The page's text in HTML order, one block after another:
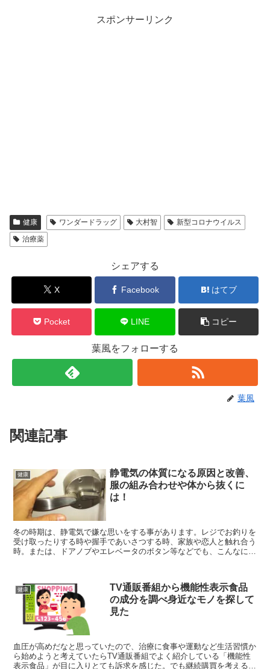
スポンサーリンク
健康 ワンダードラッグ 大村智
新型コロナウイルス
治療薬
シェアする
X Facebook はてブ
Pocket LINE コピー
葉風をフォローする
葉風
関連記事
健康
静電気の体質になる原因と改善、
服の組み合わせや体から抜くに
は！
冬の時期は、静電気で嫌な思いをする事があります。レジでお釣りを
受け取ったりする時や握手であいさつする時、家族や恋人と触れ合う
時。または、ドアノブやエレベータのボタン等などでも、こんなにバ
健康
TV通販番組から機能性表示食品
の成分を調べ身近なモノを探して
見た
血圧が高めだなと思っていたので、治療に食事や運動など生活習慣か
ら始めようと考えていたらTV通販番組でよく紹介している「機能性
表示食品」が目に入りとても訴求を感じた。でも継続購買を考えると